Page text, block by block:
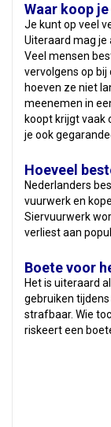
Waar koop
Je kunt op veel
Uiteraard mag je
Veel mensen
vervolgens op bij
hoeven ze niet
meenemen in
koopt krijgt vaak
je ook
Hoeveel
Nederlanders
vuurwerk en
Siervuurwerk
verliest aan
Boete voor
Het is uiteraard
gebruiken tijdens
strafbaar. Wie
riskeert een